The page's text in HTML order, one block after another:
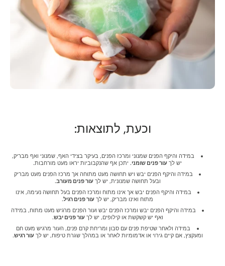
וכעת, לתוצאות:
במידה והיקף הפנים שמנוני ומרכז הפנים, בעיקר בצידי האף, שמנוני ואף מבריק,
יש לך עור פנים שומני. יתכן אף שהנקבוביות יראו מעט מורחבות.
במידה והיקף הפנים יבש ויש תחושה מעט מתוחה אך מרכז הפנים מעט מבריק
ובעל תחושה שמנונית, יש לךעור פנים מעורב.
במידה והיקף הפנים יבש אך אינו מתוח ומרכז הפנים בעל תחושה נעימה, אינו
מתוח ואינו מבריק, יש לך עור פנים רגיל.
במידה והיקף הפנים יבש ומרכז הפנים יבש ועור הפנים מרגיש מעט מתוח, במידה
ואף יש קשקשת או קילופים, יש לךעור פנים יבש.
במידה ולאחר שטיפת פנים עם סבון ומריחת קרם פנים, העור מרגיש מעט חם
ומעקצץ, אם קיים גירוי או אדמומיות לאחר או במהלך שגרת טיפוח, יש לךעור רגיש.